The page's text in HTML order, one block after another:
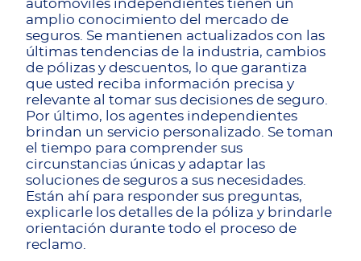
automóviles independientes tienen un
amplio conocimiento del mercado de
seguros. Se mantienen actualizados con las
últimas tendencias de la industria, cambios
de pólizas y descuentos, lo que garantiza
que usted reciba información precisa y
relevante al tomar sus decisiones de seguro.
Por último, los agentes independientes
brindan un servicio personalizado. Se toman
el tiempo para comprender sus
circunstancias únicas y adaptar las
soluciones de seguros a sus necesidades.
Están ahí para responder sus preguntas,
explicarle los detalles de la póliza y brindarle
orientación durante todo el proceso de
reclamo.